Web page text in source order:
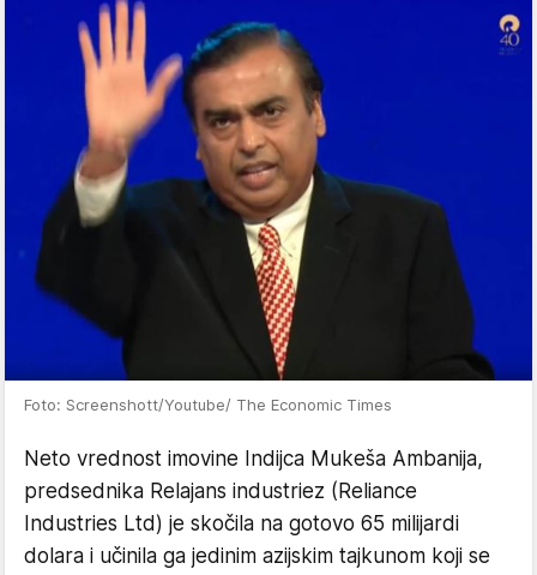
Foto: Screenshott/Youtube/ The Economic Times
Neto vrednost imovine Indijca Mukeša Ambanija,
predsednika Relajans industriez ( Reliance
Industries Ltd ) je skočil a na gotovo 65 milijardi
dolara i učinila ga jedinim azijskim tajkunom koji se